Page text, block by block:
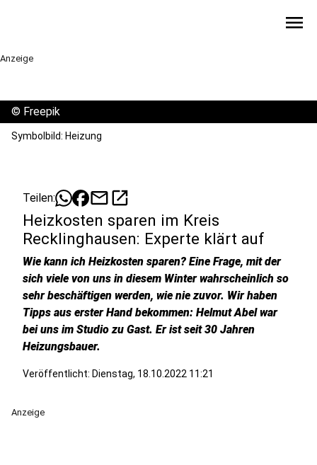
menu
Anzeige
© Freepik
Symbolbild: Heizung
Teilen: mailopen_in_new
Heizkosten sparen im Kreis
Recklinghausen: Experte klärt auf
Wie kann ich Heizkosten sparen? Eine Frage, mit der
sich viele von uns in diesem Winter wahrscheinlich so
sehr beschäftigen werden, wie nie zuvor. Wir haben
Tipps aus erster Hand bekommen: Helmut Abel war
bei uns im Studio zu Gast. Er ist seit 30 Jahren
Heizungsbauer.
Veröffentlicht: Dienstag, 18.10.2022 11:21
Anzeige